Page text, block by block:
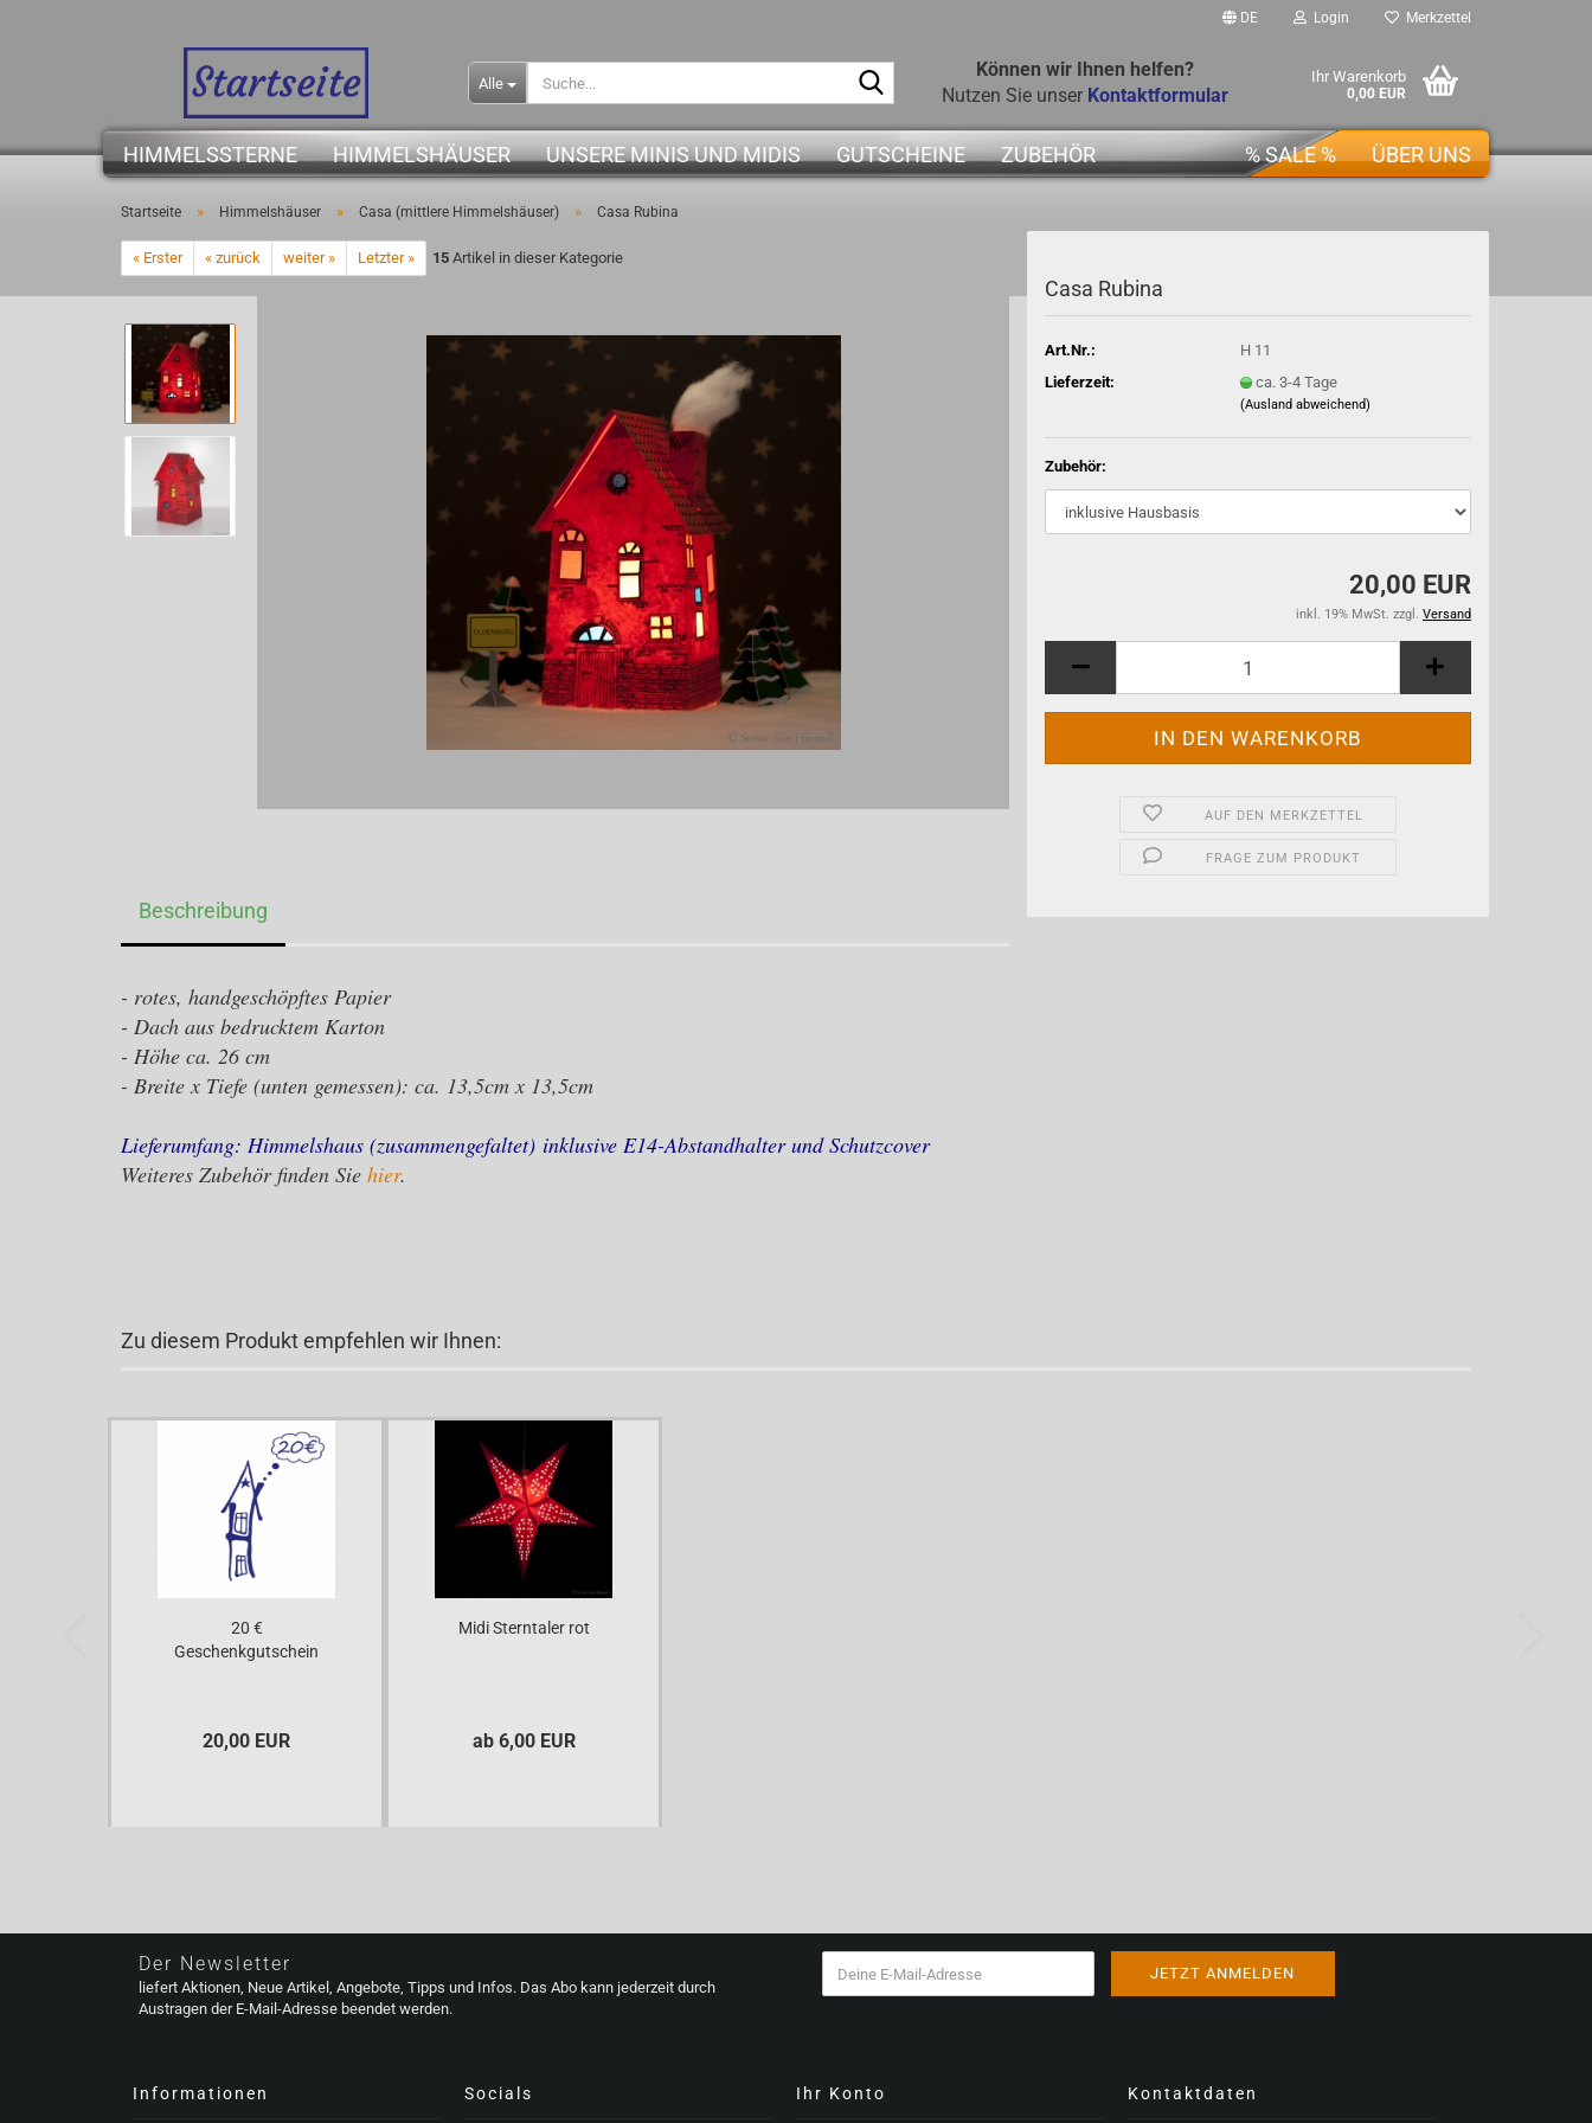
DE Login Merkzettel
Alle
Können wir Ihnen helfen?
Nutzen Sie unser Kontaktformular
Ihr Warenkorb
0,00 EUR
HIMMELSSTERNE HIMMELSHÄUSER UNSERE MINIS UND MIDIS GUTSCHEINE ZUBEHÖR % SALE % ÜBER UNS
Startseite » Himmelshäuser » Casa (mittlere Himmelshäuser) » Casa Rubina
« Erster « zurück weiter » Letzter » 15 Artikel in dieser Kategorie
Casa Rubina
Art.Nr.:
H 11
Lieferzeit:
ca. 3-4 Tage
(Ausland abweichend)
Zubehör:
20,00 EUR
inkl. 19% MwSt. zzgl. Versand
AUF DEN MERKZETTEL
FRAGE ZUM PRODUKT
Beschreibung
- rotes, handgeschöpftes Papier
- Dach aus bedrucktem Karton
- Höhe ca. 26 cm
- Breite x Tiefe (unten gemessen): ca. 13,5cm x 13,5cm
Lieferumfang: Himmelshaus (zusammengefaltet) inklusive E14-Abstandhalter und Schutzcover
Weiteres Zubehör finden Sie hier.
Zu diesem Produkt empfehlen wir Ihnen:
20 €
Geschenkgutschein
20,00 EUR
Midi Sterntaler rot
ab 6,00 EUR
Der Newsletter
liefert Aktionen, Neue Artikel, Angebote, Tipps und Infos. Das Abo kann jederzeit durch
Austragen der E-Mail-Adresse beendet werden.
Informationen Socials Ihr Konto Kontaktdaten